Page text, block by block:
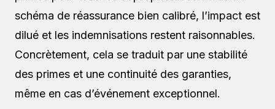
schéma de réassurance bien calibré, l’impact est
dilué et les indemnisations restent raisonnables.
Concrètement, cela se traduit par une stabilité
des primes et une continuité des garanties,
même en cas d’événement exceptionnel.